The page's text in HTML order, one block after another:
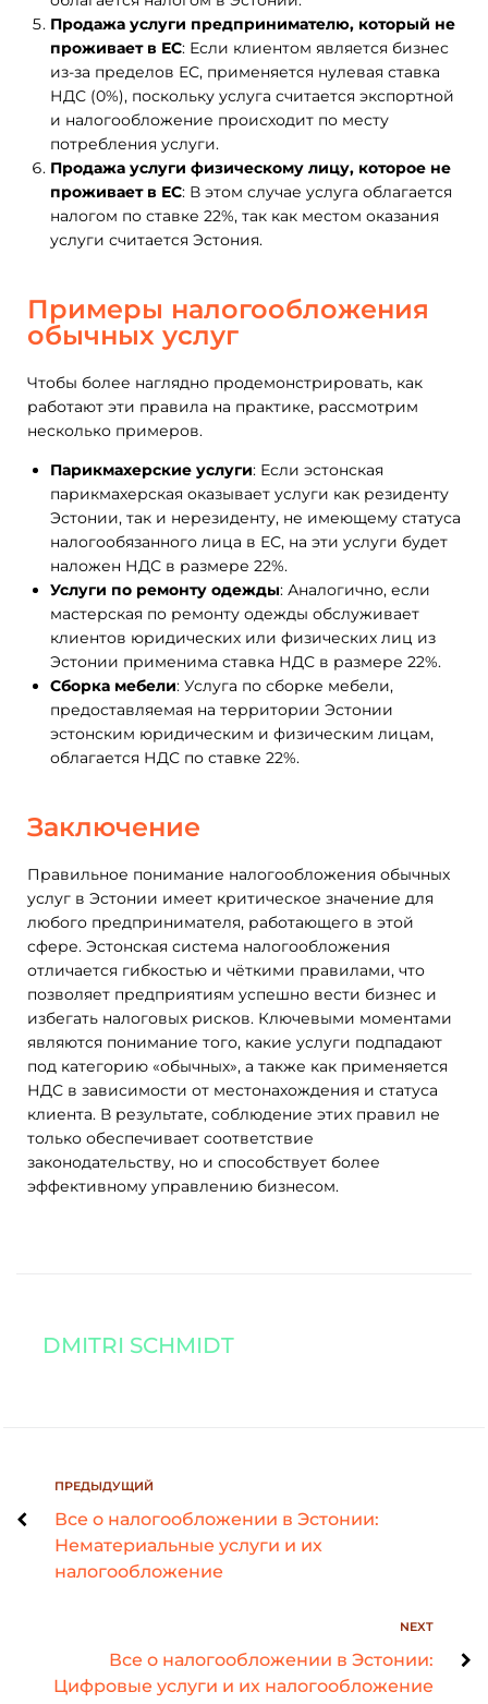
Продажа услуги предпринимателю, который не
проживает в ЕС: Если клиентом является бизнес
из-за пределов ЕС, применяется нулевая ставка
НДС (0%), поскольку услуга считается экспортной
и налогообложение происходит по месту
потребления услуги.
Продажа услуги физическому лицу, которое не
проживает в ЕС: В этом случае услуга облагается
налогом по ставке 22%, так как местом оказания
услуги считается Эстония.
Примеры налогообложения
обычных услуг
Чтобы более наглядно продемонстрировать, как
работают эти правила на практике, рассмотрим
несколько примеров.
Парикмахерские услуги: Если эстонская
парикмахерская оказывает услуги как резиденту
Эстонии, так и нерезиденту, не имеющему статуса
налогообязанного лица в ЕС, на эти услуги будет
наложен НДС в размере 22%.
Услуги по ремонту одежды: Аналогично, если
мастерская по ремонту одежды обслуживает
клиентов юридических или физических лиц из
Эстонии применима ставка НДС в размере 22%.
Сборка мебели: Услуга по сборке мебели,
предоставляемая на территории Эстонии
эстонским юридическим и физическим лицам,
облагается НДС по ставке 22%.
Заключение
Правильное понимание налогообложения обычных
услуг в Эстонии имеет критическое значение для
любого предпринимателя, работающего в этой
сфере. Эстонская система налогообложения
отличается гибкостью и чёткими правилами, что
позволяет предприятиям успешно вести бизнес и
избегать налоговых рисков. Ключевыми моментами
являются понимание того, какие услуги подпадают
под категорию «обычных», а также как применяется
НДС в зависимости от местонахождения и статуса
клиента. В результате, соблюдение этих правил не
только обеспечивает соответствие
законодательству, но и способствует более
эффективному управлению бизнесом.
DMITRI SCHMIDT
ПРЕДЫДУЩИЙ
Все о налогообложении в Эстонии:
Нематериальные услуги и их
налогообложение
NEXT
Все о налогообложении в Эстонии:
Цифровые услуги и их налогообложение